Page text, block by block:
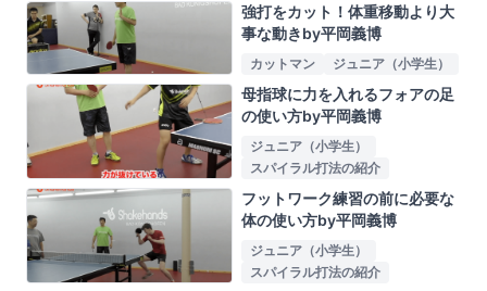
強打をカット！体重移動より大
事な動きby平岡義博
カットマン ジュニア（小学生）
母指球に力を入れるフォアの足
の使い方by平岡義博
ジュニア（小学生）
スパイラル打法の紹介
フットワーク練習の前に必要な
体の使い方by平岡義博
ジュニア（小学生）
スパイラル打法の紹介